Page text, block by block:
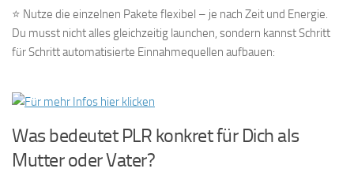
⭐ Nutze die einzelnen Pakete flexibel – je nach Zeit und Energie.
Du musst nicht alles gleichzeitig launchen, sondern kannst Schritt
für Schritt automatisierte Einnahmequellen aufbauen:
Was bedeutet PLR konkret für Dich als
Mutter oder Vater?